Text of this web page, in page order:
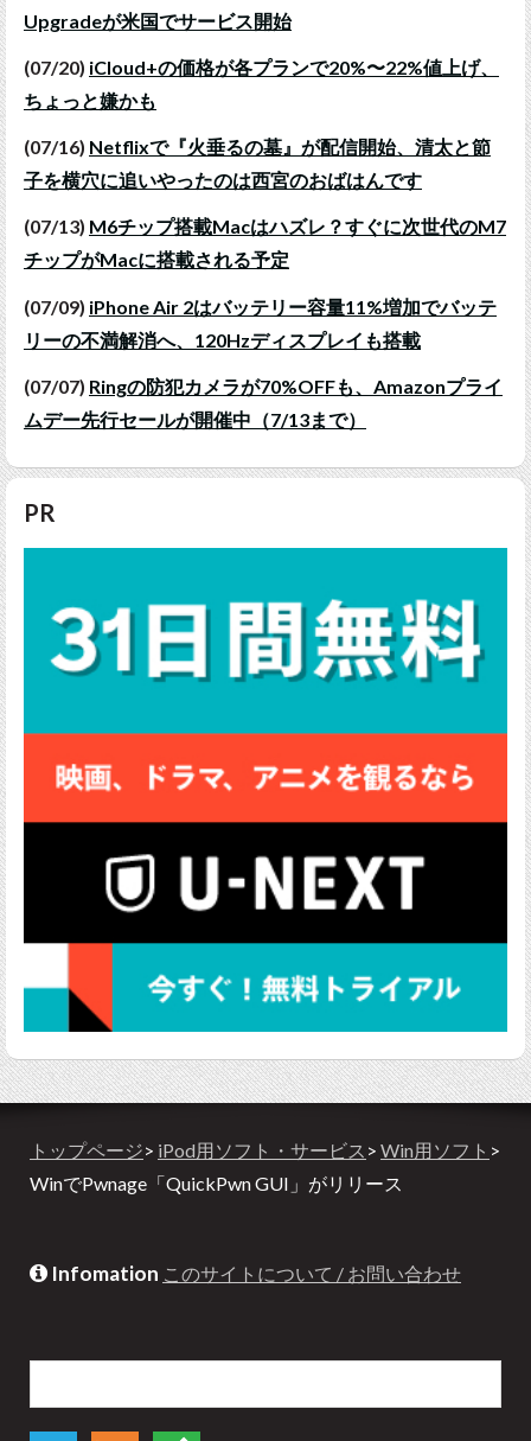
Upgradeが米国でサービス開始
(07/20) iCloud+の価格が各プランで20%〜22%値上げ、
ちょっと嫌かも
(07/16) Netflixで『火垂るの墓』が配信開始、清太と節
子を横穴に追いやったのは西宮のおばはんです
(07/13) M6チップ搭載Macはハズレ？すぐに次世代のM7
チップがMacに搭載される予定
(07/09) iPhone Air 2はバッテリー容量11%増加でバッテ
リーの不満解消へ、120Hzディスプレイも搭載
(07/07) Ringの防犯カメラが70%OFFも、Amazonプライ
ムデー先行セールが開催中（7/13まで）
PR
トップページ> iPod用ソフト・サービス > Win用ソフト >
WinでPwnage「QuickPwn GUI」がリリース
Infomation このサイトについて / お問い合わせ